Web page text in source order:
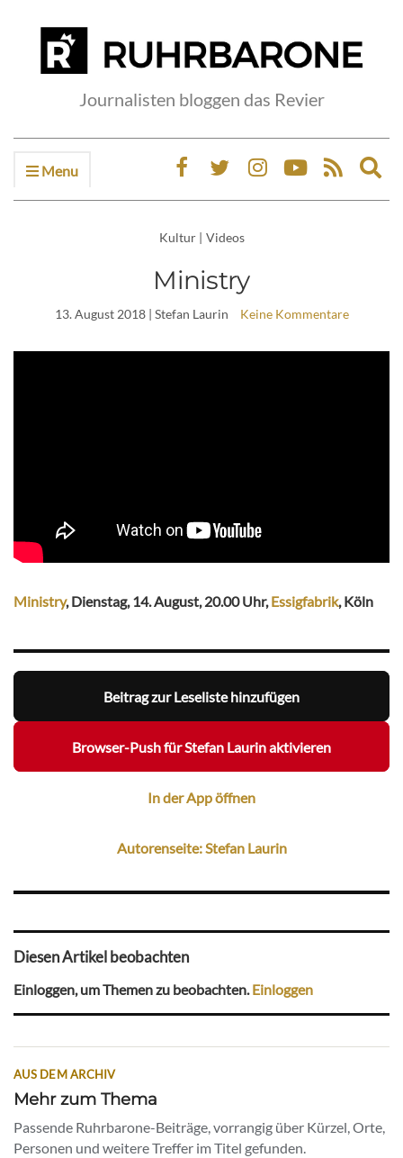
Journalisten bloggen das Revier
Menu
Kultur | Videos
Ministry
13. August 2018| Stefan Laurin Keine Kommentare
Ministry, Dienstag, 14. August, 20.00 Uhr,Essigfabrik, Köln
Beitrag zur Leseliste hinzufügen
Browser-Push für Stefan Laurin aktivieren
In der App öffnen
Autorenseite: Stefan Laurin
Diesen Artikel beobachten
Einloggen, um Themen zu beobachten. Einloggen
AUS DEM ARCHIV
Mehr zum Thema
Passende Ruhrbarone-Beiträge, vorrangig über Kürzel, Orte,
Personen und weitere Treffer im Titel gefunden.